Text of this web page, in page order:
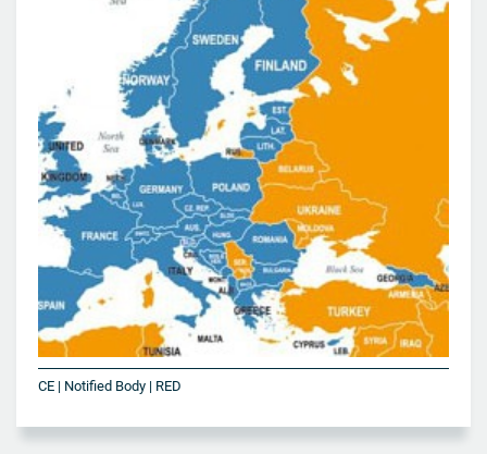
CE | Notified Body | RED